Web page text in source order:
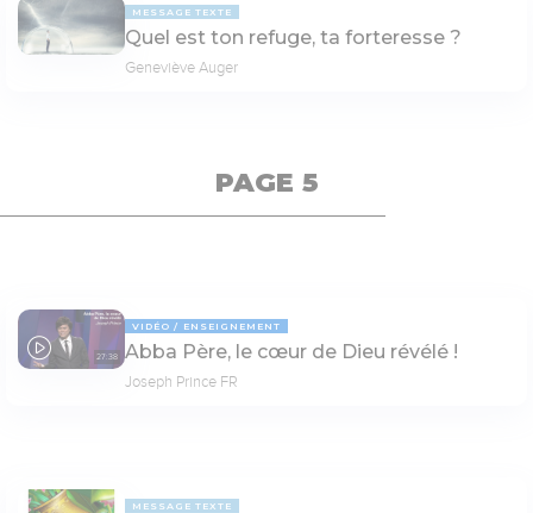
MESSAGE TEXTE
Quel est ton refuge, ta forteresse ?
Geneviève Auger
PAGE 5
27:38
VIDÉO ENSEIGNEMENT
Abba Père, le cœur de Dieu révélé !
Joseph Prince FR
MESSAGE TEXTE